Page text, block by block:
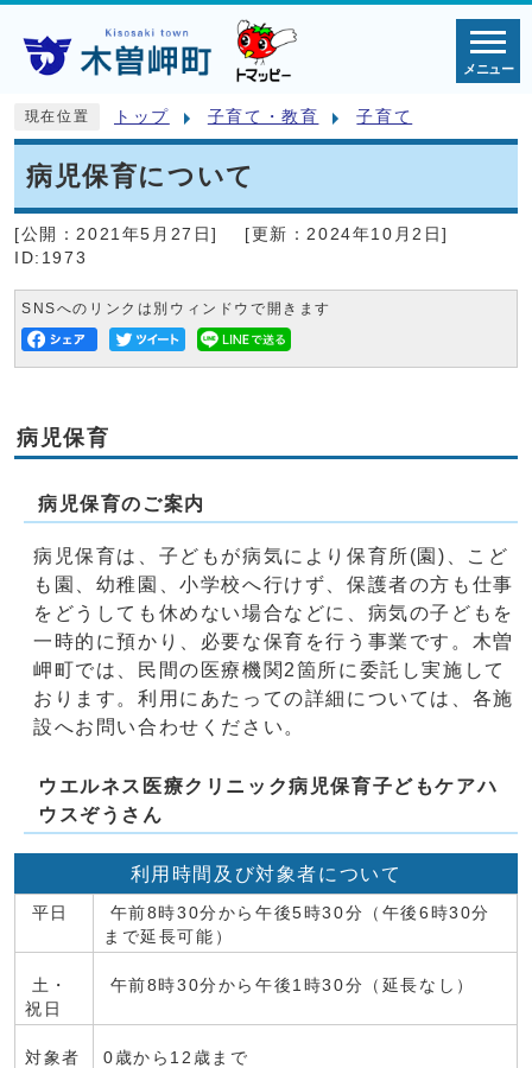
メニュー
現在位置 トップ 子育て・教育 子育て
病児保育について
[公開： 2021年5月27日] [更新： 2024年10月2日]
ID:1973
SNSへのリンクは別ウィンドウで開きます
病児保育
病児保育のご案内
病児保育は、子どもが病気により保育所(園)、こど
も園、幼稚園、小学校へ行けず、保護者の方も仕事
をどうしても休めない場合などに、病気の子どもを
一時的に預かり、必要な保育を行う事業です。木曽
岬町では、民間の医療機関2箇所に委託し実施して
おります。利用にあたっての詳細については、各施
設へお問い合わせください。
ウエルネス医療クリニック病児保育子どもケアハ
ウスぞうさん
利用時間及び対象者について
平日
午前8時30分から午後5時30分（午後6時30分
まで延長可能）
土・
祝日
午前8時30分から午後1時30分（延長なし）
対象者 0歳から12歳まで